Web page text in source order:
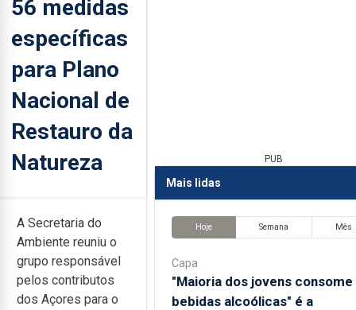
56 medidas
específicas
para Plano
Nacional de
Restauro da
Natureza
A Secretaria do
Ambiente reuniu o
grupo responsável
pelos contributos
dos Açores para o
PUB
Mais lidas
Hoje Semana Mês
Capa
"Maioria dos jovens consome
bebidas alcoólicas" é a